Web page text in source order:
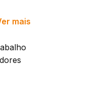
mais